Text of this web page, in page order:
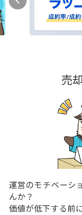
売
運営のモチベーシ
んか？
価値が低下する前